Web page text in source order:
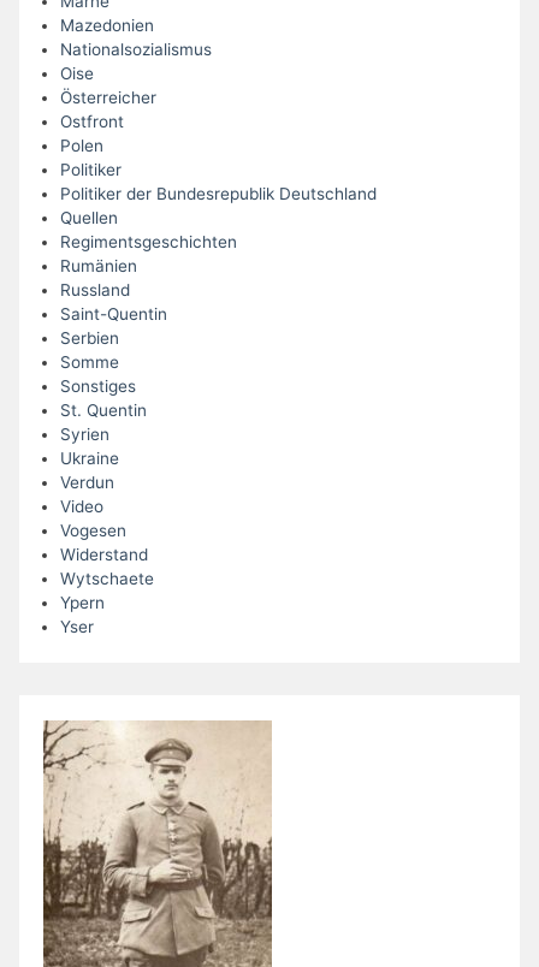
Mazedonien
Nationalsozialismus
Oise
Österreicher
Ostfront
Polen
Politiker
Politiker der Bundesrepublik Deutschland
Quellen
Regimentsgeschichten
Rumänien
Russland
Saint-Quentin
Serbien
Somme
Sonstiges
St. Quentin
Syrien
Ukraine
Verdun
Video
Vogesen
Widerstand
Wytschaete
Ypern
Yser